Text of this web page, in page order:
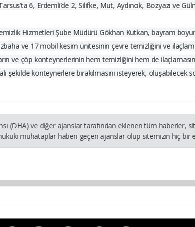
6, Erdemli’de 2, Silifke, Mut, Aydıncık, Bozyazı ve
Hizmetleri Şube Müdürü Gökhan Kutkan, bayram
ve 17 mobil kesim ünitesinin çevre temizliğini ve
ve çöp konteynerlerinin hem temizliğini hem de
şekilde konteynerlere bırakılmasını isteyerek, oluşabilecek
(DHA) ve diğer ajanslar tarafından eklenen tüm haberler,
muhataplar haberi geçen ajanslar olup sitemizin hiç bir